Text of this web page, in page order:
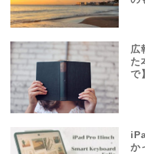
広
た
で
か